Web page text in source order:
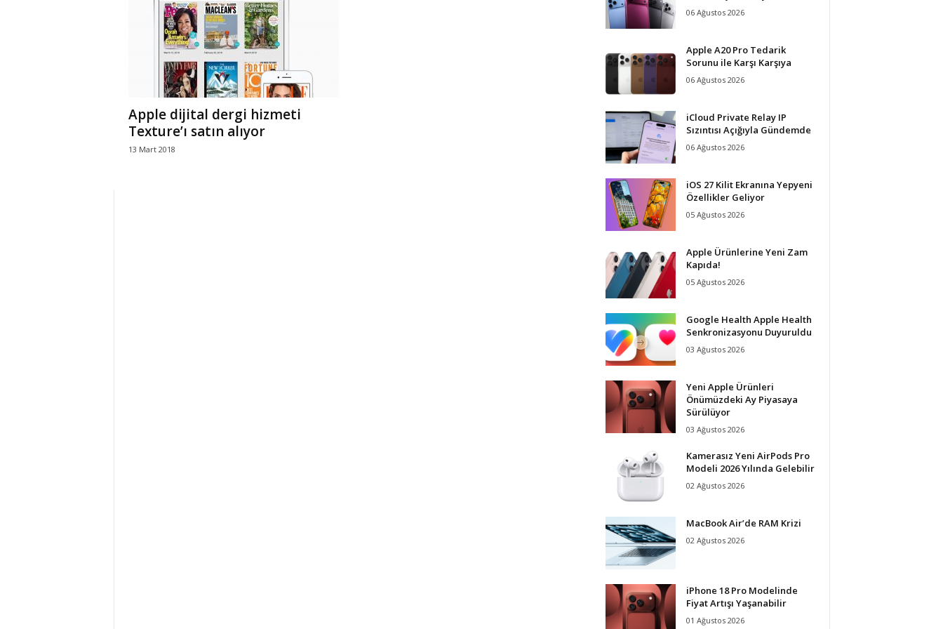
r
l
i
Apple dijital dergi hizmeti
Texture’ı satın alıyor
13 Mart 2018
06 Ağustos 2026
Apple A20 Pro Tedarik
Sorunu ile Karşı Karşıya
06 Ağustos 2026
iCloud Private Relay IP
Sızıntısı Açığıyla Gündemde
06 Ağustos 2026
iOS 27 Kilit Ekranına Yepyeni
Özellikler Geliyor
05 Ağustos 2026
Apple Ürünlerine Yeni Zam
Kapıda!
05 Ağustos 2026
Google Health Apple Health
Senkronizasyonu Duyuruldu
03 Ağustos 2026
Yeni Apple Ürünleri
Önümüzdeki Ay Piyasaya
Sürülüyor
03 Ağustos 2026
Kamerasız Yeni AirPods Pro
Modeli 2026 Yılında Gelebilir
02 Ağustos 2026
MacBook Air’de RAM Krizi
02 Ağustos 2026
iPhone 18 Pro Modelinde
Fiyat Artışı Yaşanabilir
01 Ağustos 2026